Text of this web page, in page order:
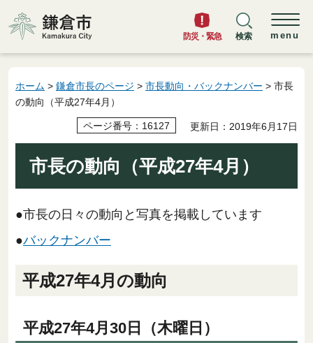
鎌倉市
防災・緊急 検索 menu
ホーム > 鎌倉市長のページ > 市長動向・バックナンバー > 市長
の動向（平成27年4月）
ページ番号：16127 更新日：2019年6月17日
市長の動向（平成27年4月）
●市長の日々の動向と写真を掲載しています
●バックナンバー
平成27年4月の動向
平成27年4月30日（木曜日）